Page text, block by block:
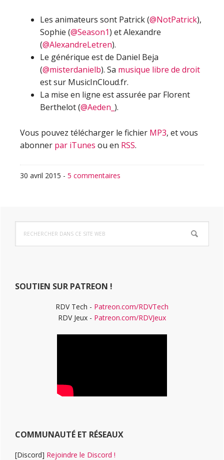
Les animateurs sont Patrick (@NotPatrick),
Sophie (@Season1) et Alexandre
(@AlexandreLetren).
Le générique est de Daniel Beja
(@misterdanielb). Sa musique libre de droit
est sur MusicInCloud.fr.
La mise en ligne est assurée par Florent
Berthelot (@Aeden_ ).
Vous pouvez télécharger le fichier MP3, et vous
abonner par iTunes ou en RSS.
30 avril 2015 - 5 commentaires
Barre
latérale
dans
ce
SOUTIEN SUR PATREON !
RDV Tech - Patreon.com/RDVTech
RDV Jeux - Patreon.com/RDVJeux
COMMUNAUTÉ ET RÉSEAUX
[Discord] Rejoindre le Discord !